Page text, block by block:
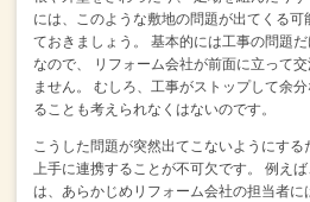
には、このような敷地の問題が出てくる可
ておきましょう。
基本的には工事の問題
なので、
リフォーム会社が前面に立って
ません。
むしろ、工事がストップして余
ることも考えられなくはないのです。
こうした問題が突然出てこないようにする
上手に連携することが不可欠です。
例え
は、あらかじめリフォーム会社の担当者に